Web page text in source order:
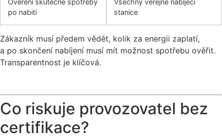
Ověření skutečné spotřeby
po nabití
Všechny veřejné nabíjecí
stanice
Zákazník musí předem vědět, kolik za energii zaplatí,
a po skončení nabíjení musí mít možnost spotřebu ověřit.
Transparentnost je klíčová.
Co riskuje provozovatel bez
certifikace?